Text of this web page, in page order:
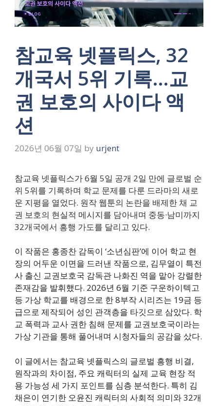
참교육 넷플릭스, 32
개국서 5위 기록…교
권 보호의 사이다 액
션
2026년 06월 07일 by urjent
참교육 넷플릭스가 6월 5일 공개 2일 만에 글로벌 순
위 5위를 기록하며 학교 문제를 다룬 드라마의 새로
운 지평을 열었다. 원작 웹툰의 논란을 배제한 채 교
권 보호의 현실적 메시지를 담아내며 중동·남미까지
32개국에서 흥행 가도를 달리고 있다.
이 작품은 홍종찬 감독이 ‘소년심판’에 이어 학교 현
장의 어두운 이면을 드러낸 작품으로, 김무열이 특전
사 출신 교권보호국 감독관 나화진 역을 맡아 강렬한
존재감을 발휘했다. 2026년 6월 기준 구운하이텍고
등 가상 학교를 배경으로 한 8부작 시리즈는 19금 등
급으로 제작되어 성인 관객층을 타깃으로 삼았다. 학
교 폭력과 교사 권한 침해 문제를 교권보호국이라는
가상 기관을 통해 풀어내며 시청자들의 공감을 샀다.
이 글에서는 참교육 넷플릭스의 글로벌 흥행 비결,
원작과의 차이점, 주요 캐릭터의 실제 교육 현장 적
용 가능성 세 가지 포인트를 심층 분석한다. 특히 김
채은이 연기한 오윤진 캐릭터의 사회적 의미와 32개